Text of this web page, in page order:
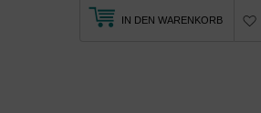
IN DEN WARENKORB